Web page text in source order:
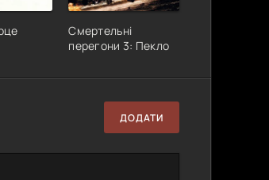
Смертельні
перегони 3: Пекло
ДОДАТИ